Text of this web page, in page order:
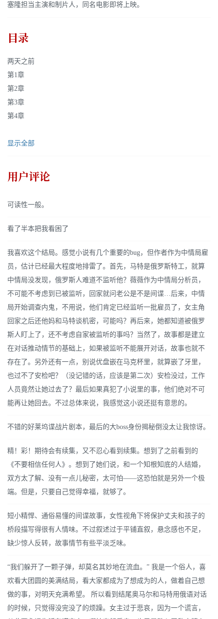
塞隆担当主演和制片人，同名电影即将上映。
目录
两天之前
第1章
第2章
第3章
第4章
显示全部
用户评论
可读性一般。
看了半本把我看困了
我喜欢这个结局。感觉小说有几个重要的bug，但作者作为中情局雇
员，估计已经最大程度地排雷了。首先，马特是俄罗斯特工，就算
中情局没发现，俄罗斯人难道不监听他？薇薇作为中情局分析员，
不可能不考虑到已被监听，回家就问老公是不是间谍…后来，中情
局开始调查内鬼，不用说，他们肯定已经监听一批雇员了，女主角
回家之后还他妈和马特谈机密，可能吗？再后来，她都知道被俄罗
斯人盯上了，还不考虑自家被监听的事吗？当然了，故事都是建立
在对话推动情节的基础上，如果被监听不能展开对话，故事也就不
存在了。另外还有一点，别说优盘嵌在马克杯里，就算嵌了牙里，
也过不了安检吧？（没记错的话，应该是第二次）安检没过，工作
人员竟然让她过去了？最后如果真犯了小说里的事，他们绝对不可
能再让她回去。不过总体来说，我感觉这小说还挺有意思的。
不错的好莱坞谍战片剧本，最后的大boss身份揭秘倒没太让我惊讶。
精！彩！期待会有续集，又不忍心看到续集。想到了之前看到的
《不要相信任何人》。想到了她们说，和一个知根知底的人结婚，
双方太了解、没有一点儿秘密，太可怕——这恐怕就是另外一个极
端。但是，只要自己觉得幸福，就够了。
短小精悍、通俗易懂的间谍故事，女性视角下将保护丈夫和孩子的
桥段描写得很有人情味。不过叙述过于平铺直叙，悬念感也不足，
缺少惊人反转，故事情节有些平淡乏味。
“我们躲开了一颗子弹，却莫名其妙地在流血。” 我是一个俗人，喜
欢看大团圆的美满结局，看大家都成为了想成为的人，做着自己想
做的事，对明天充满希望。 所以看到结尾奥马尔和马特用俄语对话
的时候，只觉得没完没了的烦躁。女主过于悲哀，因为一个谎言，